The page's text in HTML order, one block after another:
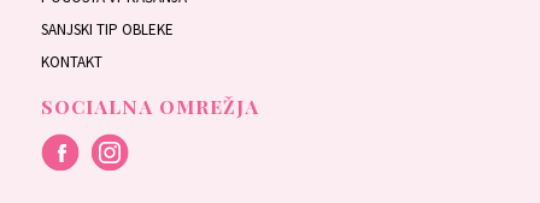
SANJSKI TIP OBLEKE
KONTAKT
SOCIALNA OMREŽJA